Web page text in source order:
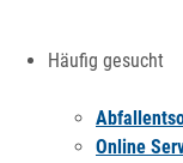
Häufig gesucht
Online